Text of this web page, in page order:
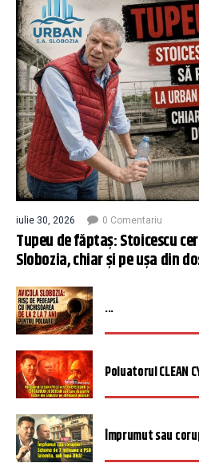
iulie 30, 2026 0 Comentariu
Tupeu de făptaș: Stoicescu
Slobozia, chiar și pe ușa din
...
Poluatorul CLEAN
Împrumut sau